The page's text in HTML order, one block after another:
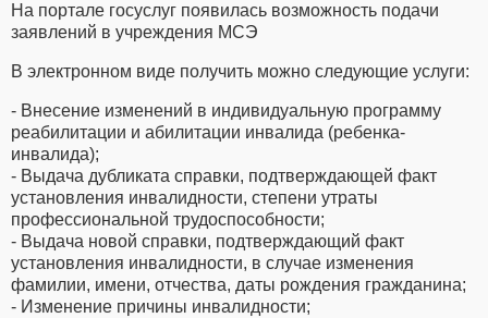
На портале госуслуг появилась возможность подачи
заявлений в учреждения МСЭ
В электронном виде получить можно следующие услуги:
- Внесение изменений в индивидуальную программу
реабилитации и абилитации инвалида (ребенка-
инвалида);
- Выдача дубликата справки, подтверждающей факт
установления инвалидности, степени утраты
профессиональной трудоспособности;
- Выдача новой справки, подтверждающий факт
установления инвалидности, в случае изменения
фамилии, имени, отчества, даты рождения гражданина;
- Изменение причины инвалидности;